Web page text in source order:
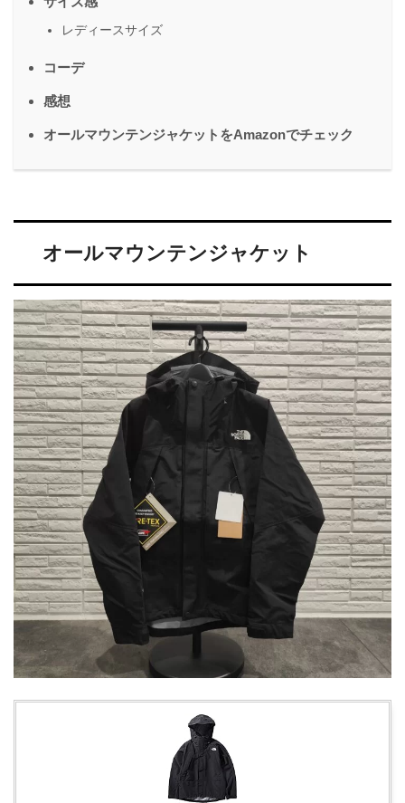
レディースサイズ
コーデ
感想
オールマウンテンジャケットをAmazonでチェック
オールマウンテンジャケット